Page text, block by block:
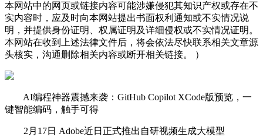
本网站中的网页或链接内容可能涉嫌侵犯其知识产权或存在不
实内容时，应及时向本网站提出书面权利通知或不实情况说
明，并提供身份证明、权属证明及详细侵权或不实情况证明。
本网站在收到上述法律文件后，将会依法尽快联系相关文章源
头核实，沟通删除相关内容或断开相关链接。 ）
AI编程神器震撼来袭：GitHub Copilot XCode版预览，一
键智能编码，触手可得
2月17日 Adobe近日正式推出自研视频生成大模型